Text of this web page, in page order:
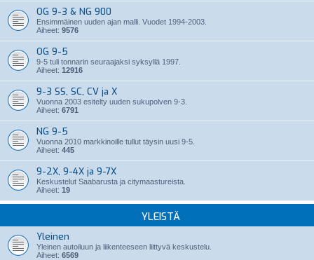
OG 9-3 & NG 900
Ensimmäinen uuden ajan malli. Vuodet 1994-2003.
Aiheet: 9576
OG 9-5
9-5 tuli tonnarin seuraajaksi syksyllä 1997.
Aiheet: 12916
9-3 SS, SC, CV ja X
Vuonna 2003 esitelty uuden sukupolven 9-3.
Aiheet: 6791
NG 9-5
Vuonna 2010 markkinoille tullut täysin uusi 9-5.
Aiheet: 445
9-2X, 9-4X ja 9-7X
Keskustelut Saabarusta ja citymaastureista.
Aiheet: 19
YLEISTÄ
Yleinen
Yleinen autoiluun ja liikenteeseen liittyvä keskustelu.
Aiheet: 6569